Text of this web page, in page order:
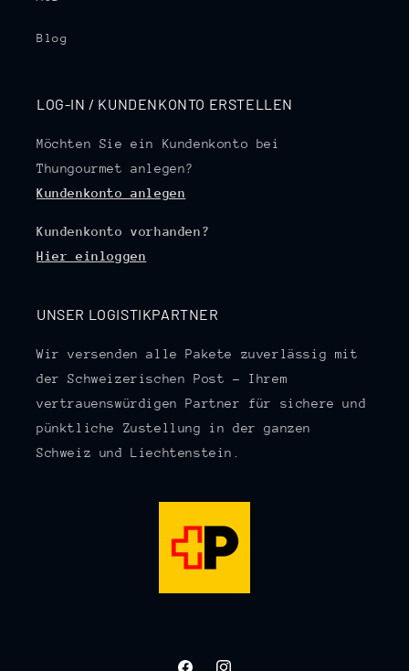
Blog
LOG-IN / KUNDENKONTO ERSTELLEN
Möchten Sie ein Kundenkonto bei
Thungourmet anlegen?
Kundenkonto anlegen
Kundenkonto vorhanden?
Hier einloggen
UNSER LOGISTIKPARTNER
Wir versenden alle Pakete zuverlässig mit
der Schweizerischen Post – Ihrem
vertrauenswürdigen Partner für sichere und
pünktliche Zustellung in der ganzen
Schweiz und Liechtenstein.